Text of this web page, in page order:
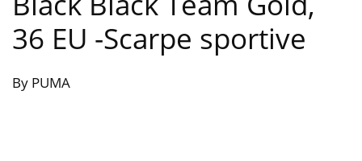
36 EU -Scarpe sportive
By PUMA